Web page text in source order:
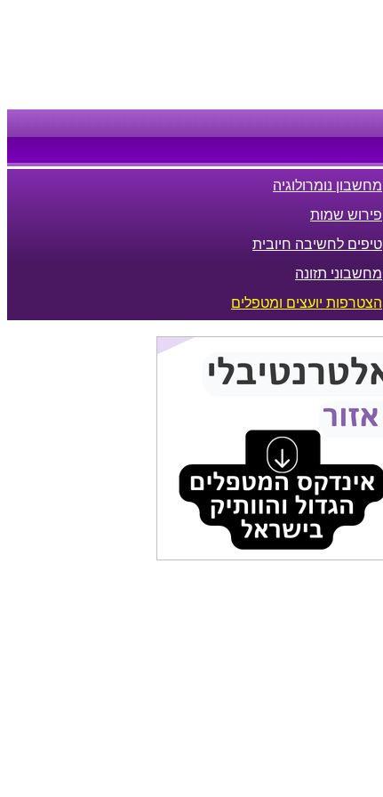
מחשבון נומרולוגיה
פירוש שמות
טיפים לחשיבה חיובית
מחשבוני תזונה
הצטרפות יועצים ומטפלים